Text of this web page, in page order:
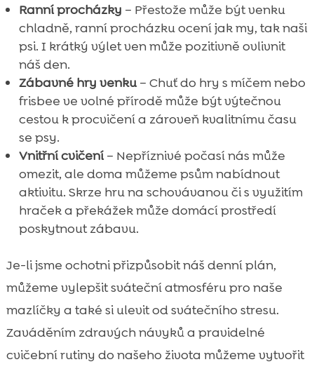
Ranní procházky – Přestože může být venku
chladně, ranní procházku ocení jak my, tak naši
psi. I krátký výlet ven může pozitivně ovlivnit
náš den.
Zábavné hry venku– Chuť do hry s míčem nebo
frisbee ve volné přírodě může být výtečnou
cestou k procvičení a zároveň kvalitnímu času
se psy.
Vnitřní cvičení– Nepříznivé počasí nás může
omezit, ale doma můžeme psům nabídnout
aktivitu. Skrze hru na schovávanou či s využitím
hraček a překážek může domácí prostředí
poskytnout zábavu.
Je-li jsme ochotni přizpůsobit náš denní plán,
můžeme vylepšit sváteční atmosféru pro naše
mazlíčky a také si ulevit od svátečního stresu.
Zaváděním zdravých návyků a pravidelné
cvičební rutiny do našeho života můžeme vytvořit